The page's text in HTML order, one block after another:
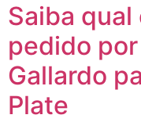
Saiba qual
pedido
Gallardo
Plate